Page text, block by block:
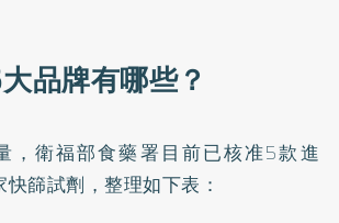
品牌有哪些？
，衛福部食藥署目前已核准5款進
快篩試劑，整理如下表：